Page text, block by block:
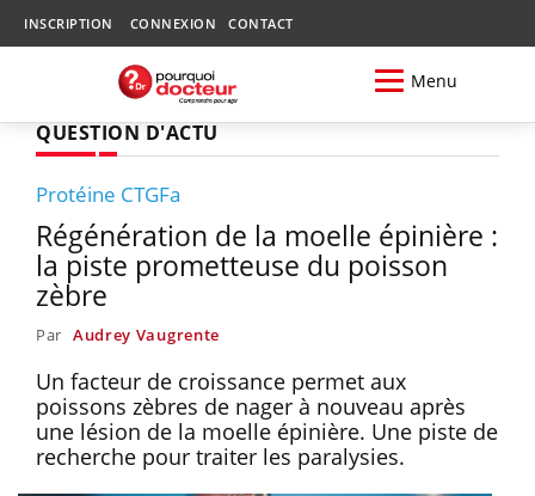
INSCRIPTION CONNEXION CONTACT
Menu
QUESTION D'ACTU
Protéine CTGFa
Régénération de la moelle épinière :
la piste prometteuse du poisson
zèbre
Par Audrey Vaugrente
Un facteur de croissance permet aux
poissons zèbres de nager à nouveau après
une lésion de la moelle épinière. Une piste de
recherche pour traiter les paralysies.